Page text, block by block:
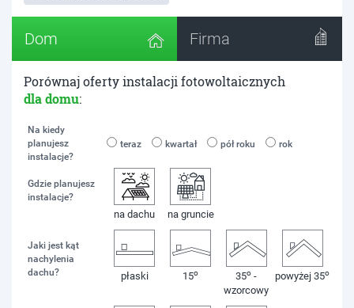
Dom Firma
Porównaj oferty instalacji fotowoltaicznych
dla domu:
Na kiedy
planujesz
instalacje?
teraz kwartał pół roku rok
Gdzie planujesz
instalacje?
na dachu na gruncie
Jaki jest kąt
nachylenia
dachu?
płaski 15o 35o -
wzorcowy
powyżej 35o